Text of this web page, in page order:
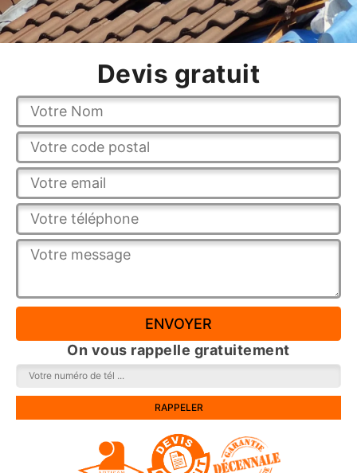
Devis gratuit
On vous rappelle gratuitement